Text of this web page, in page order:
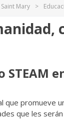
Saint Mary >
STEAM
que promueve
que les